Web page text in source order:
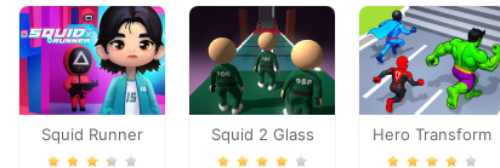
Squid Runner
Squid 2 Glass
Bridge
Hero Transform
Race